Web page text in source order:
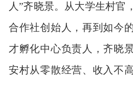
人”齐晓景。从大学生村官
合作社创始人，再到如今
才孵化中心负责人，齐晓
安村从零散经营、收入不